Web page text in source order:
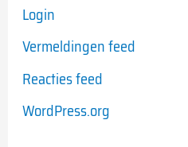
Login
Vermeldingen feed
Reacties feed
WordPress.org